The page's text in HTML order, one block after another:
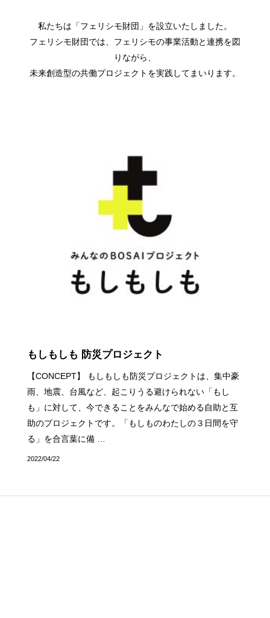
私たちは「フェリシモ財団」を設立いたしました。
フェリシモ財団では、フェリシモの事業活動と連携を図
りながら、
未来創造型の共働プロジェクトを実践してまいります。
もしもしも 防災プロジェクト
【CONCEPT】 もしもしも防災プロジェクトは、集中豪
雨、地震、台風など、起こりうる避けられない「もし
も」に対して、今できることをみんなで始める自助と互
助のプロジェクトです。「もしものわたしの３日間を守
る」を合言葉に備 …
2022/04/22